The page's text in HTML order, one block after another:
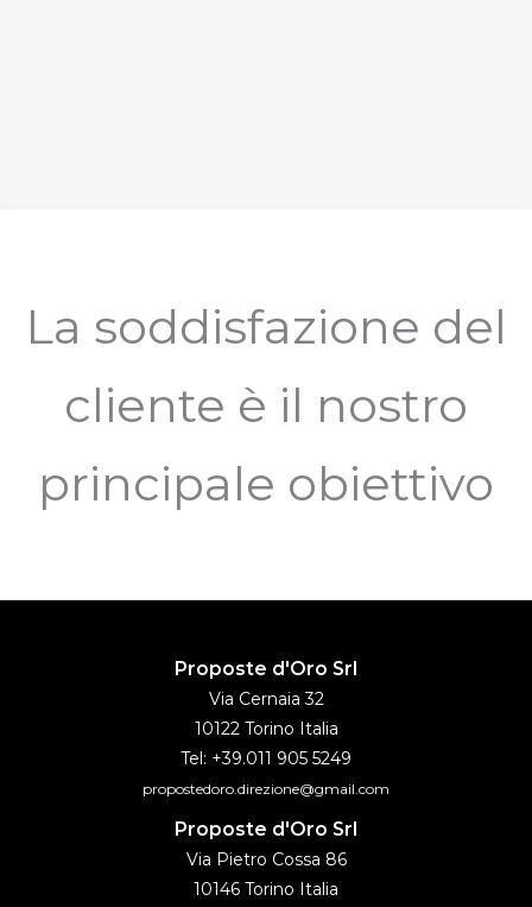
La soddisfazione del
cliente è il nostro
principale obiettivo
Proposte d'Oro Srl
Via Cernaia 32
10122 Torino Italia
Tel: +39.011 905 5249
propostedoro.direzione@gmail.com
Proposte d'Oro Srl
Via Pietro Cossa 86
10146 Torino Italia